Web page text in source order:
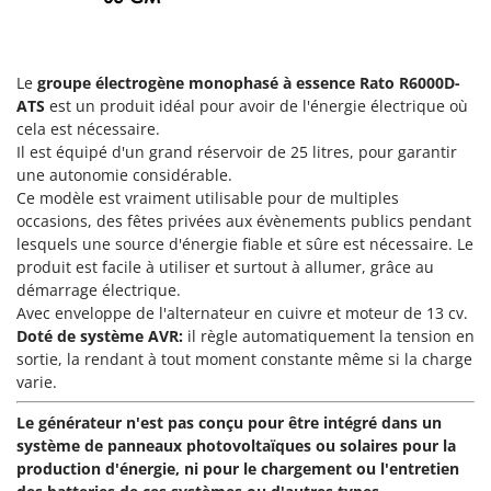
H
Haches - Cognées et Hachettes
Hachoirs à viande
Herses à Dents
Herses Rotatives
L
Lames à neige
Lames niveleuses pour tracteur
Lave-vitres
Lieuses électriques pour vignes
M
Machines à pâtes
Edilmark
Effeuno
Einhell
Elegen
Energy Gruppi
Enotecnica Pillan
Eschenfelder
EuroMech
Eurosystems
F
FAC
Fama Industrie
Famag
Le groupe électrogène monophasé à essence Rato R6000D-
ATS est un produit idéal pour avoir de l'énergie électrique où
cela est nécessaire.
Il est équipé d'un grand réservoir de 25 litres, pour garantir
une autonomie considérable.
Ce modèle est vraiment utilisable pour de multiples
occasions, des fêtes privées aux évènements publics pendant
lesquels une source d'énergie fiable et sûre est nécessaire. Le
produit est facile à utiliser et surtout à allumer, grâce au
démarrage électrique.
Avec enveloppe de l'alternateur en cuivre et moteur de 13 cv.
Doté de système AVR: il règle automatiquement la tension en
sortie, la rendant à tout moment constante même si la charge
varie.
Le générateur n'est pas conçu pour être intégré dans un
système de panneaux photovoltaïques ou solaires pour la
production d'énergie, ni pour le chargement ou l'entretien